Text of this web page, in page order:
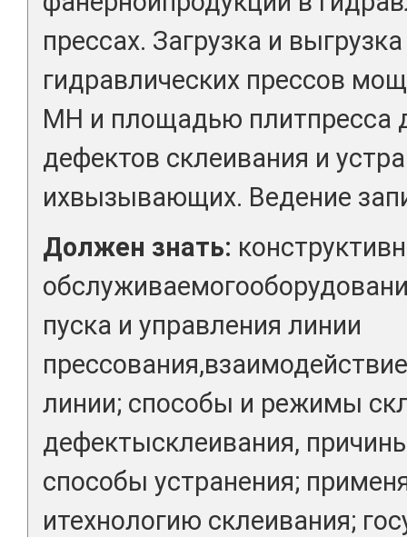
прессах. Загрузка и
гидравлических прессов
МН и площадью плитпресса
дефектов склеивания и
ихвызывающих. Ведение
Должен знать:
пуска и управления линии
линии; способы и режимы
дефектысклеивания,
способы устранения;
итехнологию склеивания;